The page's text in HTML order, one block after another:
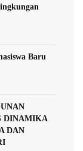
Baru
DINAMIKA
DAN